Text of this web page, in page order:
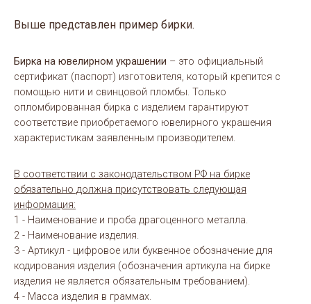
Выше представлен пример бирки.
Бирка на ювелирном украшении – это официальный
сертификат (паспорт) изготовителя, который крепится с
помощью нити и свинцовой пломбы. Только
опломбированная бирка с изделием гарантируют
соответствие приобретаемого ювелирного украшения
характеристикам заявленным производителем.
В соответствии с законодательством РФ на бирке
обязательно должна присутствовать следующая
информация:
1 - Наименование и проба драгоценного металла.
2 - Наименование изделия.
3 - Артикул - цифровое или буквенное обозначение для
кодирования изделия (обозначения артикула на бирке
изделия не является обязательным требованием).
4 - Масса изделия в граммах.